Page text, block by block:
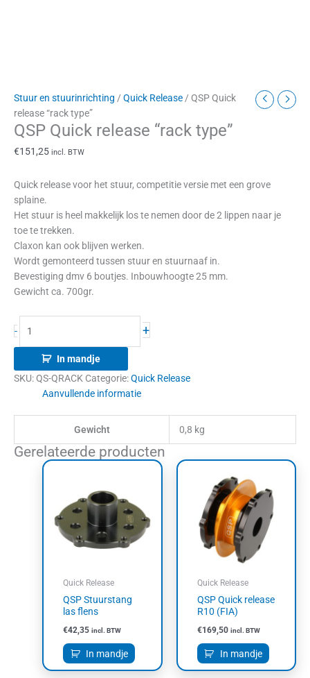
Stuur en stuurinrichting / Quick Release/ QSP Quick
release “rack type”
QSP Quick release “rack type”
€151,25 incl. BTW
Quick release voor het stuur, competitie versie met een grove
splaine.
Het stuur is heel makkelijk los te nemen door de 2 lippen naar je
toe te trekken.
Claxon kan ook blijven werken.
Wordt gemonteerd tussen stuur en stuurnaaf in.
Bevestiging dmv 6 boutjes. Inbouwhoogte 25 mm.
Gewicht ca. 700gr.
- +
In mandje
SKU:QS-QRACK Categorie:Quick Release
Aanvullende informatie
Gewicht 0,8 kg
Gerelateerde producten
Quick Release
QSP Stuurstang
las flens
€42,35 incl. BTW
In mandje
Quick Release
QSP Quick release
R10 (FIA)
€169,50 incl. BTW
In mandje